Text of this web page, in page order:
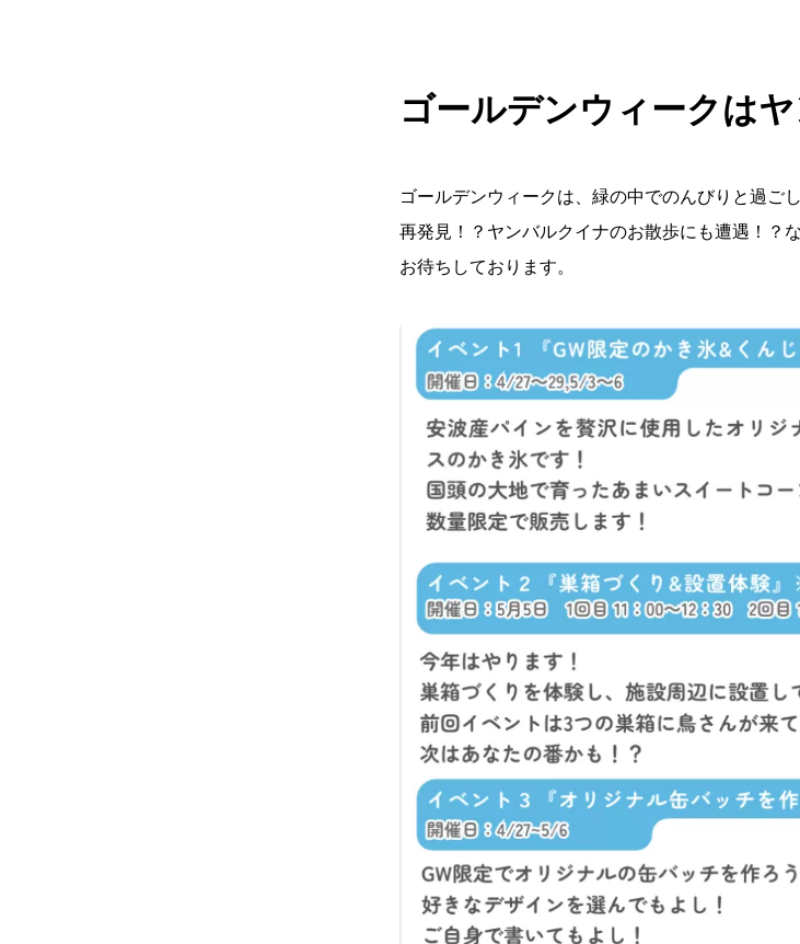
ゴールデンウィークは
ゴールデンウィークは、緑の中でのんびりと過ご
再発見！？ヤンバルクイナのお散歩にも遭遇！？
お待ちしております。